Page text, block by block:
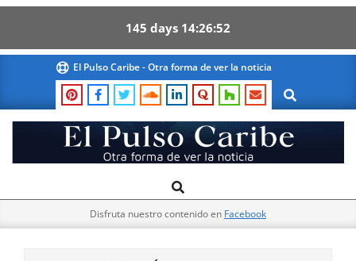
145 days 14 26 51
content
El Pulso Caribe - Otra forma de ver la noticia
Search
El
Pulso
Navigation
Search
Disfruta nuestro contenido en Facebook